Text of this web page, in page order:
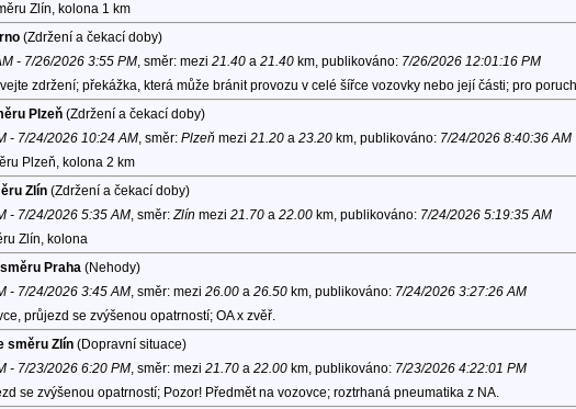
Zlín, kolona 1 km
(Zdržení a čekací doby)
- 7/26/2026 3:55 PM, směr: mezi 21.40a 21.40km, publikováno: 7/26/2026 12:01:16 PM
zdržení; překážka, která může bránit provozu v celé šířce vozovky nebo její části; pro
Plzeň(Zdržení a čekací doby)
- 7/24/2026 10:24 AM, směr: Plzeňmezi 21.20a 23.20km, publikováno: 7/24/2026 8:40:36 AM
Plzeň, kolona 2 km
Zlín(Zdržení a čekací doby)
- 7/24/2026 5:35 AM, směr:Zlín mezi 21.70a 22.00km, publikováno: 7/24/2026 5:19:35 AM
Zlín, kolona
Praha(Nehody)
- 7/24/2026 3:45 AM, směr: mezi 26.00a 26.50km, publikováno: 7/24/2026 3:27:26 AM
průjezd se zvýšenou opatrností; OA x zvěř.
směru Zlín(Dopravní situace)
- 7/23/2026 6:20 PM, směr: mezi 21.70a 22.00km, publikováno: 7/23/2026 4:22:01 PM
se zvýšenou opatrností; Pozor! Předmět na vozovce; roztrhaná pneumatika z NA.